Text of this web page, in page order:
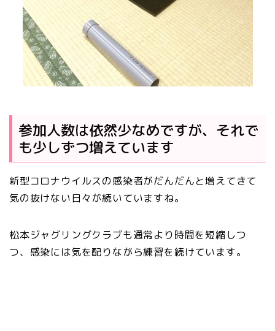
参加人数は依然少なめですが、それで
も少しずつ増えています
新型コロナウイルスの感染者がだんだんと増えてきて
気の抜けない日々が続いていますね。
松本ジャグリングクラブも通常より時間を短縮しつ
つ、感染には気を配りながら練習を続けています。